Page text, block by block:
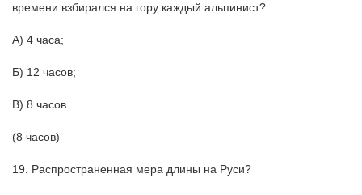
времени взбирался на гору каждый альпинист?
А) 4 часа;
Б) 12 часов;
В) 8 часов.
(8 часов)
19. Распространенная мера длины на Руси?